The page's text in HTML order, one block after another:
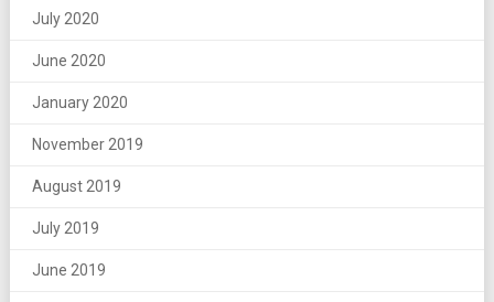
July 2020
June 2020
January 2020
November 2019
August 2019
July 2019
June 2019